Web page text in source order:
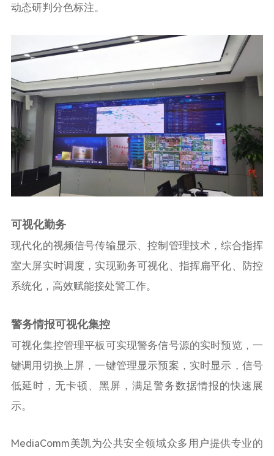
动态研判分色标注。
可视化勤务
现代化的视频信号传输显示、控制管理技术，综合指挥
室大屏实时调度，实现勤务可视化、指挥扁平化、防控
系统化，高效赋能接处警工作。
警务情报可视化集控
可视化集控管理平板可实现警务信号源的实时预览，一
键调用切换上屏，一键管理显示预案，实时显示，信号
低延时，无卡顿、黑屏，满足警务数据情报的快速展
示。
MediaComm美凯为公共安全领域众多用户提供专业的